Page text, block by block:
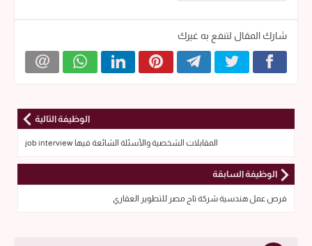
شارك المقال لتنفع به غيرك
الوظيفة التالية
المقابلات الشخصية والأسئلة الشائعة فيها job interview
الوظيفة السابقة
فرص عمل هندسية شركة تاج مصر للتطوير العقاري